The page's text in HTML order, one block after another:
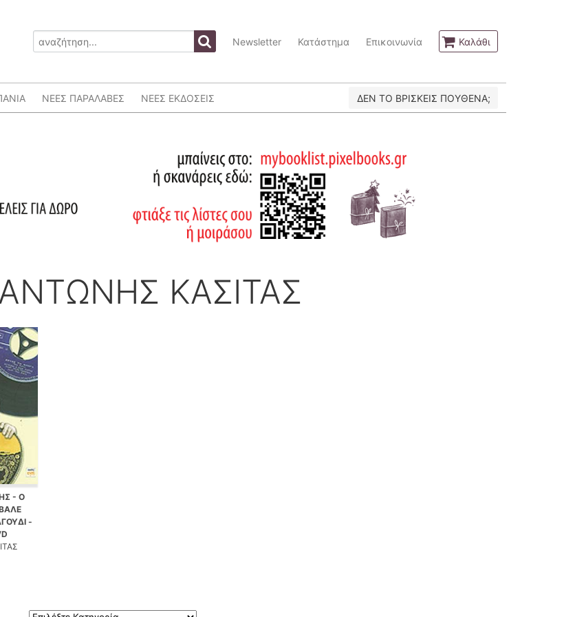
Newsletter Κατάστημα Επικοινωνία Καλάθι
ΝΕΕΣ ΠΑΡΑΛΑΒΕΣ ΝΕΕΣ ΕΚΔΟΣΕΙΣ ΔΕΝ ΤΟ ΒΡΙΣΚΕΙΣ ΠΟΥΘΕΝΑ;
ΚΑΣΙΤΑΣ
- Ο
-